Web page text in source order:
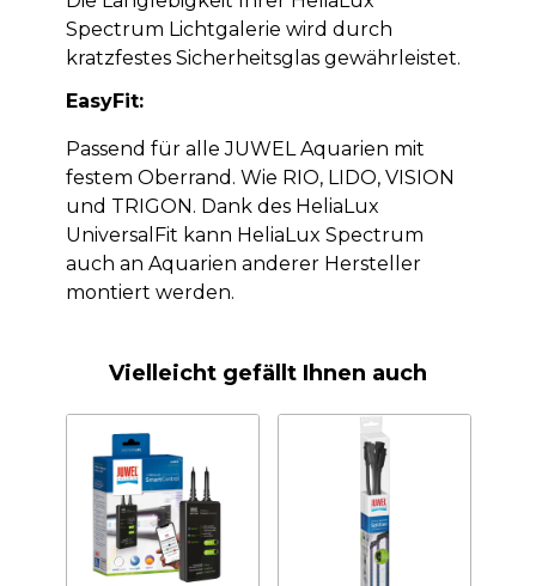
Spectrum Lichtgalerie wird durch
kratzfestes Sicherheitsglas gewährleistet.
EasyFit:
Passend für alle JUWEL Aquarien mit
festem Oberrand. Wie RIO, LIDO, VISION
und TRIGON. Dank des HeliaLux
UniversalFit kann HeliaLux Spectrum
auch an Aquarien anderer Hersteller
montiert werden.
Vielleicht gefällt Ihnen auch